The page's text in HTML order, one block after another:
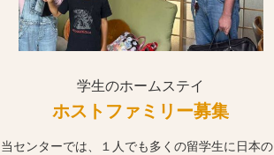
学生のホームステイ
ホストファミリー募集
当センターでは、１人でも多くの留学生に日本の